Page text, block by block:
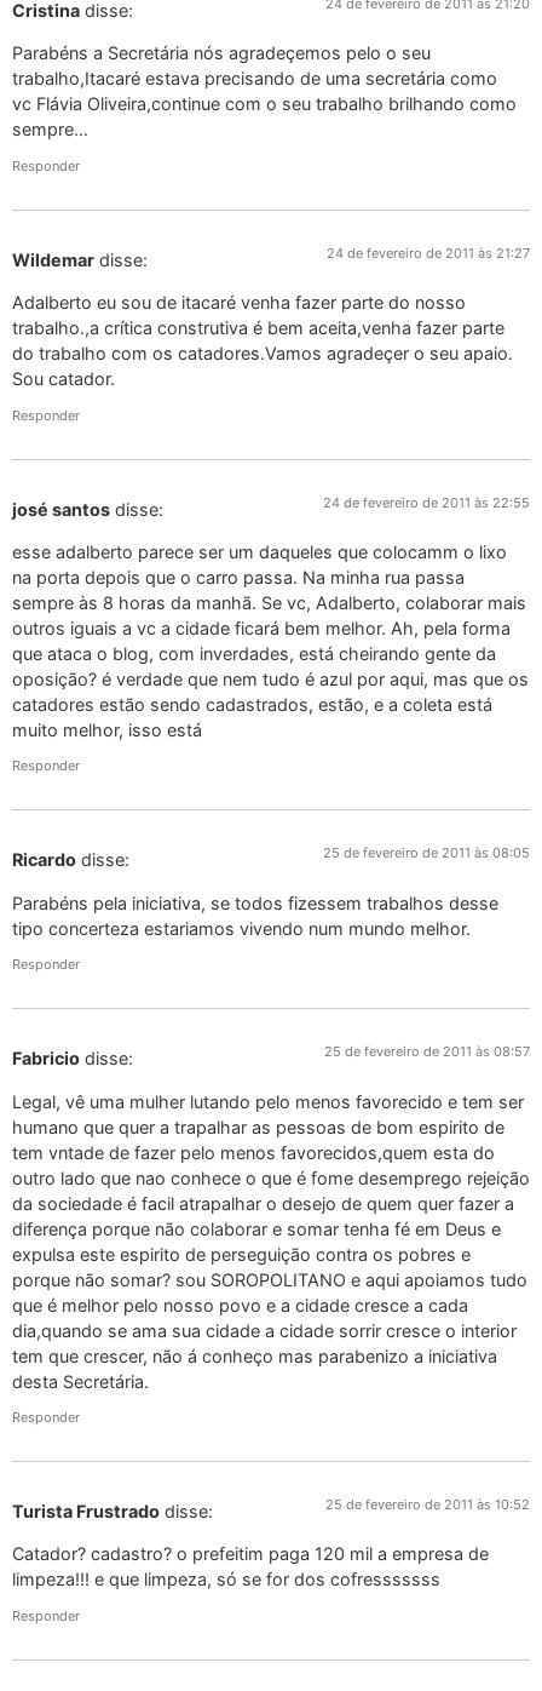
Cristina disse: 24 de fevereiro de 2011 às 21:20
Parabéns a Secretária nós agradeçemos pelo o seu
trabalho,Itacaré estava precisando de uma secretária como
vc Flávia Oliveira,continue com o seu trabalho brilhando como
sempre…
Responder
Wildemar disse: 24 de fevereiro de 2011 às 21:27
Adalberto eu sou de itacaré venha fazer parte do nosso
trabalho.,a crítica construtiva é bem aceita,venha fazer parte
do trabalho com os catadores.Vamos agradeçer o seu apaio.
Sou catador.
Responder
josé santos disse: 24 de fevereiro de 2011 às 22:55
esse adalberto parece ser um daqueles que colocamm o lixo
na porta depois que o carro passa. Na minha rua passa
sempre às 8 horas da manhã. Se vc, Adalberto, colaborar mais
outros iguais a vc a cidade ficará bem melhor. Ah, pela forma
que ataca o blog, com inverdades, está cheirando gente da
oposição? é verdade que nem tudo é azul por aqui, mas que os
catadores estão sendo cadastrados, estão, e a coleta está
muito melhor, isso está
Responder
Ricardo disse: 25 de fevereiro de 2011 às 08:05
Parabéns pela iniciativa, se todos fizessem trabalhos desse
tipo concerteza estariamos vivendo num mundo melhor.
Responder
Fabricio disse: 25 de fevereiro de 2011 às 08:57
Legal, vê uma mulher lutando pelo menos favorecido e tem ser
humano que quer a trapalhar as pessoas de bom espirito de
tem vntade de fazer pelo menos favorecidos,quem esta do
outro lado que nao conhece o que é fome desemprego rejeição
da sociedade é facil atrapalhar o desejo de quem quer fazer a
diferença porque não colaborar e somar tenha fé em Deus e
expulsa este espirito de perseguição contra os pobres e
porque não somar? sou SOROPOLITANO e aqui apoiamos tudo
que é melhor pelo nosso povo e a cidade cresce a cada
dia,quando se ama sua cidade a cidade sorrir cresce o interior
tem que crescer, não á conheço mas parabenizo a iniciativa
desta Secretária.
Responder
Turista Frustrado disse: 25 de fevereiro de 2011 às 10:52
Catador? cadastro? o prefeitim paga 120 mil a empresa de
limpeza!!! e que limpeza, só se for dos cofresssssss
Responder